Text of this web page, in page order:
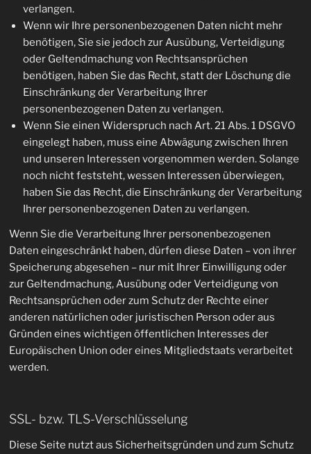
verlangen.
Wenn wir Ihre personenbezogenen Daten nicht mehr
benötigen, Sie sie jedoch zur Ausübung, Verteidigung
oder Geltendmachung von Rechtsansprüchen
benötigen, haben Sie das Recht, statt der Löschung die
Einschränkung der Verarbeitung Ihrer
personenbezogenen Daten zu verlangen.
Wenn Sie einen Widerspruch nach Art. 21 Abs. 1 DSGVO
eingelegt haben, muss eine Abwägung zwischen Ihren
und unseren Interessen vorgenommen werden. Solange
noch nicht feststeht, wessen Interessen überwiegen,
haben Sie das Recht, die Einschränkung der Verarbeitung
Ihrer personenbezogenen Daten zu verlangen.
Wenn Sie die Verarbeitung Ihrer personenbezogenen
Daten eingeschränkt haben, dürfen diese Daten – von ihrer
Speicherung abgesehen – nur mit Ihrer Einwilligung oder
zur Geltendmachung, Ausübung oder Verteidigung von
Rechtsansprüchen oder zum Schutz der Rechte einer
anderen natürlichen oder juristischen Person oder aus
Gründen eines wichtigen öffentlichen Interesses der
Europäischen Union oder eines Mitgliedstaats verarbeitet
werden.
SSL- bzw. TLS-Verschlüsselung
Diese Seite nutzt aus Sicherheitsgründen und zum Schutz